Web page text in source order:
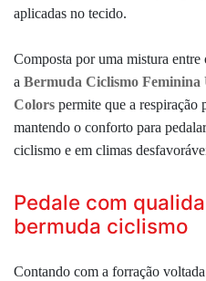
aplicadas no tecido.
Composta por uma mistura
a Bermuda Ciclismo
Colors permite que a respiração
mantendo o conforto para
ciclismo e em climas
Pedale com
bermuda ciclismo
Contando com a forração